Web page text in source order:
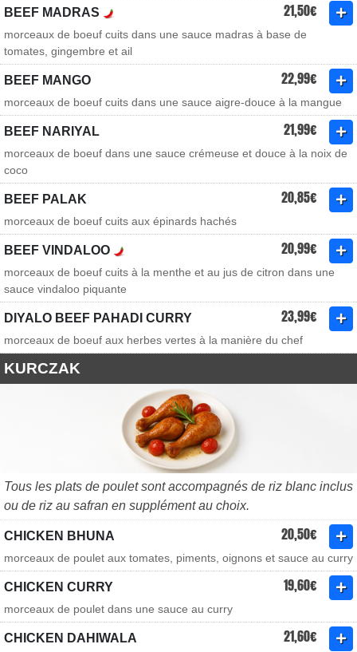
BEEF MADRAS 21,50€
morceaux de boeuf cuits dans une sauce madras à base de
tomates, gingembre et ail
BEEF MANGO 22,99€
morceaux de boeuf cuits dans une sauce aigre-douce à la mangue
BEEF NARIYAL 21,99€
morceaux de boeuf dans une sauce crémeuse et douce à la noix de
coco
BEEF PALAK 20,85€
morceaux de boeuf cuits aux épinards hachés
BEEF VINDALOO 20,99€
morceaux de boeuf cuits à la menthe et au jus de citron dans une
sauce vindaloo piquante
DIYALO BEEF PAHADI CURRY 23,99€
morceaux de boeuf aux herbes vertes à la manière du chef
KURCZAK
Tous les plats de poulet sont accompagnés de riz blanc inclus
ou de riz au safran en supplément au choix.
CHICKEN BHUNA 20,50€
morceaux de poulet aux tomates, piments, oignons et sauce au curry
CHICKEN CURRY 19,60€
morceaux de poulet dans une sauce au curry
CHICKEN DAHIWALA 21,60€